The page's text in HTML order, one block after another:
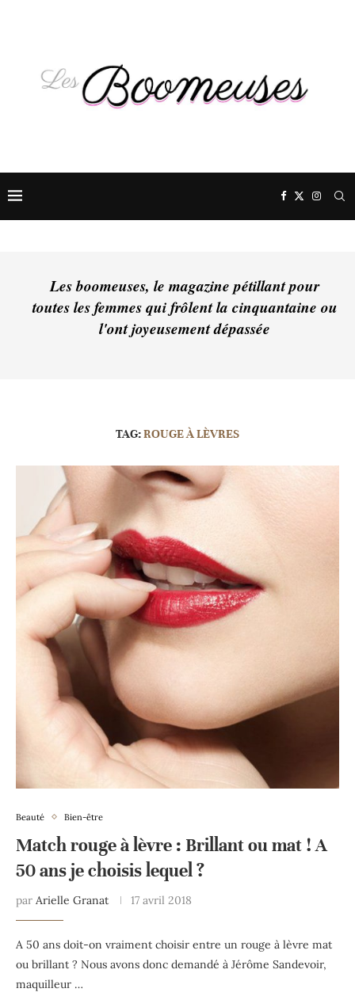
Les boomeuses, le magazine pétillant pour
toutes les femmes qui frôlent la cinquantaine ou
l'ont joyeusement dépassée
TAG:ROUGE À LÈVRES
Beauté Bien-être
Match rouge à lèvre : Brillant ou mat ! A
50 ans je choisis lequel ?
par Arielle Granat 17 avril 2018
A 50 ans doit-on vraiment choisir entre un rouge à lèvre mat
ou brillant ? Nous avons donc demandé à Jérôme Sandevoir,
maquilleur …